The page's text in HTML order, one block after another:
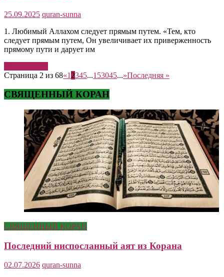
25.09.2025 quran-sunna
1. Любимый Аллахом следует прямым путем. «Тем, кто
следует прямым путем, Он увеличивает их приверженность
прямому пути и дарует им
Страница 2 из 68«1 2345...153045...»Последняя »
СВЯЩЕННЫЙ КОРАН
СВЯЩЕННЫЙ КОРАН
Последний ниспосланный аят из Корана
02.07.2026 quran-sunna